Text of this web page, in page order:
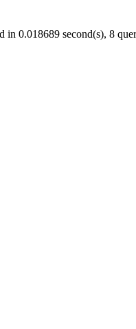
in 0.018689 second(s), 8